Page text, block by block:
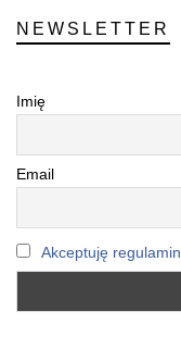
NEWSLETTER
Imię
Email
Akceptuję regulamin